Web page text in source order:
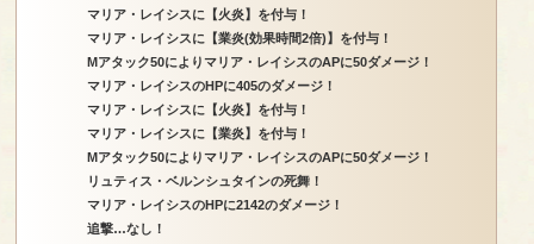
マリア・レイシスに【火炎】を付与！
マリア・レイシスに【業炎(効果時間2倍)】を付与！
Mアタック50によりマリア・レイシスのAPに50ダメージ！
マリア・レイシスのHPに405のダメージ！
マリア・レイシスに【火炎】を付与！
マリア・レイシスに【業炎】を付与！
Mアタック50によりマリア・レイシスのAPに50ダメージ！
リュティス・ベルンシュタインの死舞！
マリア・レイシスのHPに2142のダメージ！
追撃…なし！